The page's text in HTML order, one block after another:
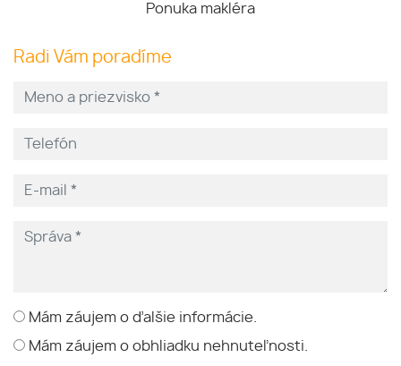
Ponuka makléra
Radi Vám poradíme
Mám záujem o ďalšie informácie.
Mám záujem o obhliadku nehnuteľnosti.